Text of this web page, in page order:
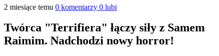
2 miesiące temu 0 komentarzy 0 lubi
Twórca "Terrifiera" łączy siły z Samem
Raimim. Nadchodzi nowy horror!